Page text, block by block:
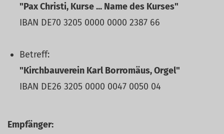
"Pax Christi, Kurse ... Name des Kurses"
IBAN DE70 3205 0000 0000 2387 66
Betreff:
"Kirchbauverein Karl Borromäus, Orgel"
IBAN DE26 3205 0000 0047 0050 04
Empfänger: